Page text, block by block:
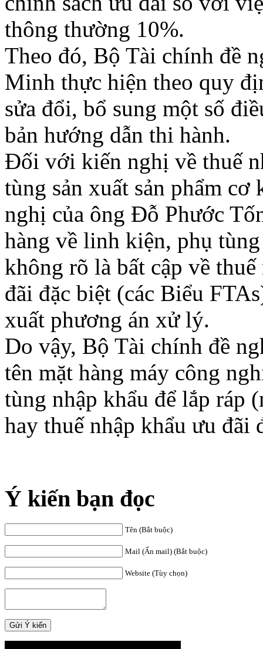
thông thường 10%.
Theo đó, Bộ Tài chính đề
Minh thực hiện theo quy
sửa đổi, bổ sung một số
bản hướng dẫn thi hành.
Đối với kiến nghị về thuế
tùng sản xuất sản phẩm
nghị của ông Đỗ Phước
hàng về linh kiện, phụ
không rõ là bất cập về
đãi đặc biệt (các Biểu
xuất phương án xử lý.
Do vậy, Bộ Tài chính đề
tên mặt hàng máy công
tùng nhập khẩu để lắp ráp
hay thuế nhập khẩu ưu đãi
Ý kiến bạn đọc
Tên (Bắt buộc)
Mail (Ẩn mail) (Bắt buộc)
Website (Tùy chọn)